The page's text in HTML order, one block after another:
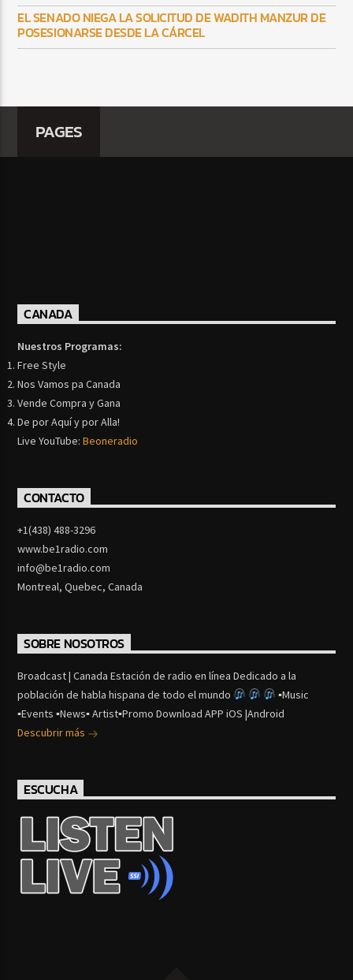
EL SENADO NIEGA LA SOLICITUD DE WADITH MANZUR DE
POSESIONARSE DESDE LA CÁRCEL
PAGES
CANADA
Nuestros Programas:
Free Style
Nos Vamos pa Canada
Vende Compra y Gana
De por Aquí y por Alla!
Live YouTube:Beoneradio
CONTACTO
+1(438) 488-3296
www.be1radio.com
info@be1radio.com
Montreal, Quebec, Canada
SOBRE NOSOTROS
Broadcast | Canada Estación de radio en línea Dedicado a la
población de habla hispana de todo el mundo
▪Music
▪Events ▪News▪ Artist▪Promo Download APP iOS |Android
Descubrir más
ESCUCHA